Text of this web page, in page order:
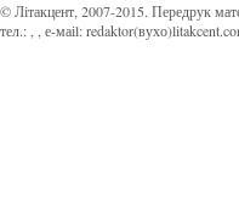
© Літакцент, 2007-2015. Передрук
тел.:
, е-маіl: